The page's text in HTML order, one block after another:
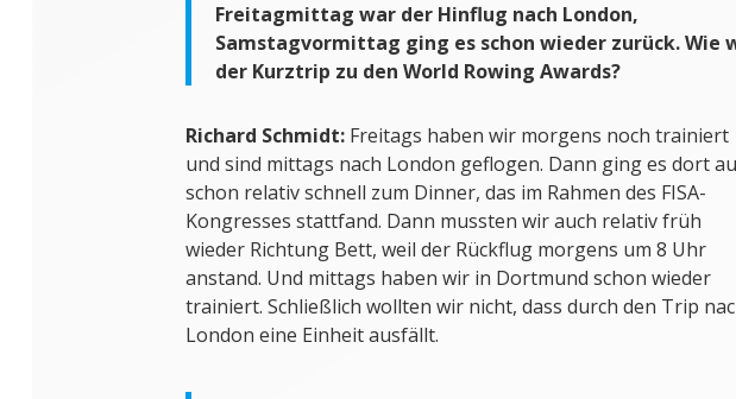
Freitagmittag war der Hinflug nach London,
Samstagvormittag ging es schon wieder zurück. Wie
der Kurztrip zu den World Rowing Awards?
Richard Schmidt: Freitags haben wir morgens noch trainiert
und sind mittags nach London geflogen. Dann ging es dort
schon relativ schnell zum Dinner, das im Rahmen des FISA-
Kongresses stattfand. Dann mussten wir auch relativ früh
wieder Richtung Bett, weil der Rückflug morgens um 8 Uhr
anstand. Und mittags haben wir in Dortmund schon wieder
trainiert. Schließlich wollten wir nicht, dass durch den Trip
London eine Einheit ausfällt.